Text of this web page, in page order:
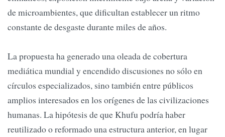
de microambientes, que dificultan establecer un ritmo
constante de desgaste durante miles de años.
La propuesta ha generado una oleada de cobertura
mediática mundial y encendido discusiones no sólo en
círculos especializados, sino también entre públicos
amplios interesados en los orígenes de las civilizaciones
humanas. La hipótesis de que Khufu podría haber
reutilizado o reformado una estructura anterior, en lugar